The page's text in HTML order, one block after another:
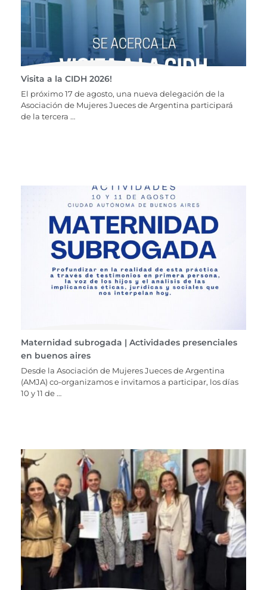
Visita a la CIDH 2026!
El próximo 17 de agosto, una nueva delegación de la
Asociación de Mujeres Jueces de Argentina participará
de la tercera …
Maternidad subrogada | Actividades presenciales
en buenos aires
Desde la Asociación de Mujeres Jueces de Argentina
(AMJA) co-organizamos e invitamos a participar, los días
10 y 11 de …